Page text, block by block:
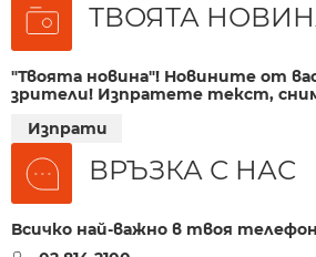
ТВОЯТА
"Твоята новина"! Новините от
зрители! Изпратете текст,
Изпрати
ВРЪЗКА С НАС
Всичко най-важно в твоя телефон